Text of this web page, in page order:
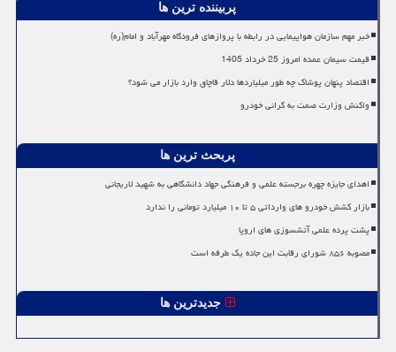
پربیننده ترین ها
خبر مهم سازمان هواپیمایی در رابطه با پروازهای فرودگاه مهرآباد و امام(ره)
قیمت سیمان عمده امروز 25 خرداد 1405
اقتصاد پنهان پوشاک چه طور میلیاردها دلار قاچاق وارد بازار می شود؟
واکنش وزارت صمت به گرانی خودرو
پربحث ترین ها
اهدای جایزه چهره برجسته علمی و فرهنگی جهاد دانشگاهی به شهید لاریجانی
بازار کشش خودرو های وارداتی ۵ تا ۱۰ میلیارد تومانی را ندارد
پشت پرده علمی آتشسوزی های اروپا
مصوبه ۸۵۶ شورای رقابت این جاده یک طرفه است
جدیدترین ها